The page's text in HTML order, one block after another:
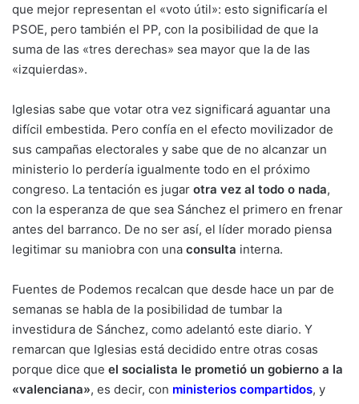
que mejor representan el «voto útil»: esto significaría el
PSOE, pero también el PP, con la posibilidad de que la
suma de las «tres derechas» sea mayor que la de las
«izquierdas».
Iglesias sabe que votar otra vez significará aguantar una
difícil embestida. Pero confía en el efecto movilizador de
sus campañas electorales y sabe que de no alcanzar un
ministerio lo perdería igualmente todo en el próximo
congreso. La tentación es jugar otra vez al todo o nada,
con la esperanza de que sea Sánchez el primero en frenar
antes del barranco. De no ser así, el líder morado piensa
legitimar su maniobra con una consulta interna.
Fuentes de Podemos recalcan que desde hace un par de
semanas se habla de la posibilidad de tumbar la
investidura de Sánchez, como adelantó este diario. Y
remarcan que Iglesias está decidido entre otras cosas
porque dice que el socialista le prometió un gobierno a la
«valenciana», es decir, con ministerios compartidos, y